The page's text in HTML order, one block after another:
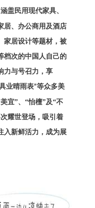
涵盖民用现代家具、
居、办公商用及酒店
家居设计等题材，被
档次的中国人自己的
力与号召力，享
业晴雨表”等众多美
宜”、“怡檀”及“不
耀世登场，吸引着
入新鲜活力，成为展